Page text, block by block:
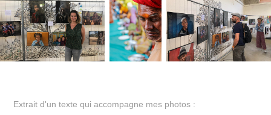
Extrait d'un texte qui accompagne mes photos :